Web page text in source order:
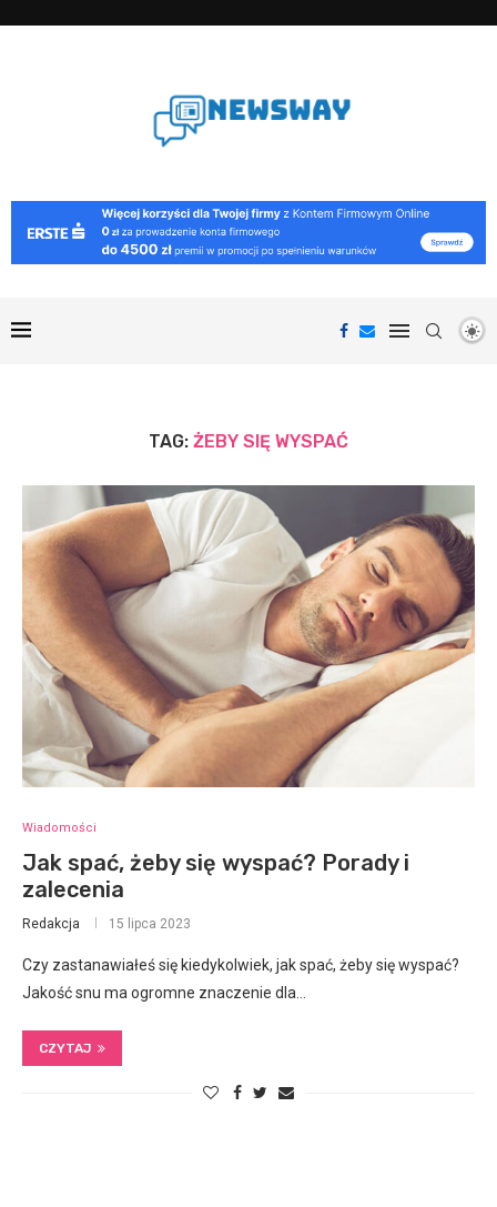
TAG: ŻEBY SIĘ WYSPAĆ
Wiadomości
Jak spać, żeby się wyspać? Porady i
zalecenia
Redakcja 15 lipca 2023
Czy zastanawiałeś się kiedykolwiek, jak spać, żeby się wyspać?
Jakość snu ma ogromne znaczenie dla…
CZYTAJ